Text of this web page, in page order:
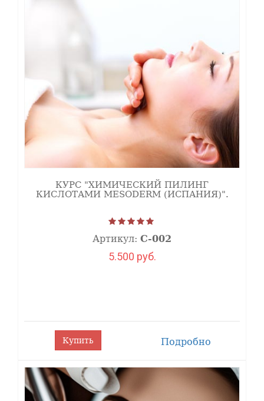
проведении курса Желтый пилинг.
Практика
‌Мастер-класс процедуры "желтого
" пилинга (видео
протокол).
Стоимость обучения -
3500 рублей.
при покупке
набора
для процедуры Желтый пилинг
Biomatrix -30мл,арт. FL-3184
КУРС "ХИМИЧЕСКИЙ ПИЛИНГ
КИСЛОТАМИ MESODERM (ИСПАНИЯ)".
Артикул: С-002
5.500 руб.
Купить Подробно